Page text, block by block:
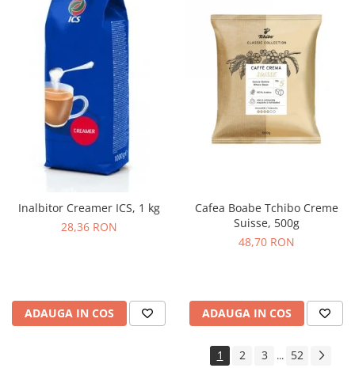
Inalbitor Creamer ICS, 1 kg
28,36 RON
ADAUGA IN COS
Cafea Boabe Tchibo Creme
Suisse, 500g
48,70 RON
ADAUGA IN COS
1 2 3 ... 52